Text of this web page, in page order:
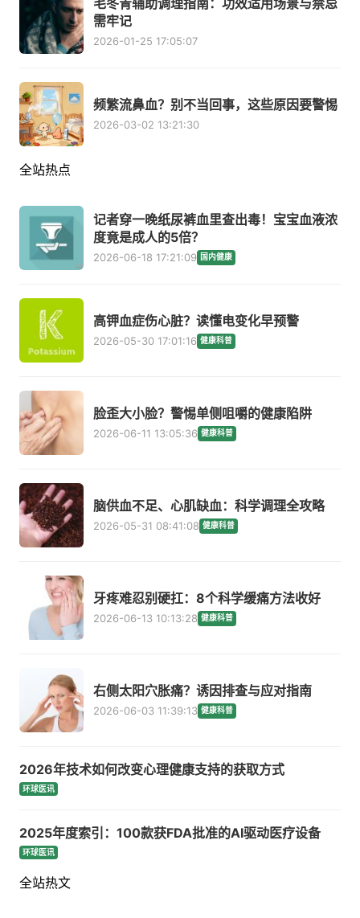
毛冬青辅助调理指南：功效适用场景与禁忌
需牢记
2026-01-25 17:05:07
频繁流鼻血？别不当回事，这些原因要警惕
2026-03-02 13:21:30
全站热点
记者穿一晚纸尿裤血里查出毒！宝宝血液浓
度竟是成人的5倍？
2026-06-18 17:21:09 国内健康
高钾血症伤心脏？读懂电变化早预警
2026-05-30 17:01:16 健康科普
脸歪大小脸？警惕单侧咀嚼的健康陷阱
2026-06-11 13:05:36 健康科普
脑供血不足、心肌缺血：科学调理全攻略
2026-05-31 08:41:08 健康科普
牙疼难忍别硬扛：8个科学缓痛方法收好
2026-06-13 10:13:28 健康科普
右侧太阳穴胀痛？诱因排查与应对指南
2026-06-03 11:39:13 健康科普
2026年技术如何改变心理健康支持的获取方式
环球医讯
2025年度索引：100款获FDA批准的AI驱动医疗设备
环球医讯
全站热文